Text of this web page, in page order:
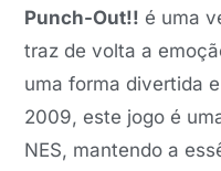
Punch-Out!! é uma
traz de volta a
uma forma divertida
2009, este jogo é
NES, mantendo a